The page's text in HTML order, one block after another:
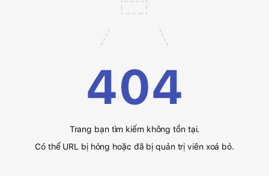
404
Trang bạn tìm kiếm không tồn tại.
Có thể URL bị hỏng hoặc đã bị quản trị viên xoá bỏ.